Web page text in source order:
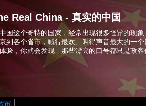
Real China - 真实的中国
国这个奇特的国家，经常出现很多怪异的现
到各个省市，喊得最欢、叫得声音最大的一
验，你就会发现，那些漂亮的口号都只是政